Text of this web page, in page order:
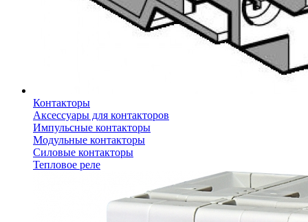
Контакторы
Аксессуары для контакторов
Импульсные контакторы
Модульные контакторы
Силовые контакторы
Тепловое реле